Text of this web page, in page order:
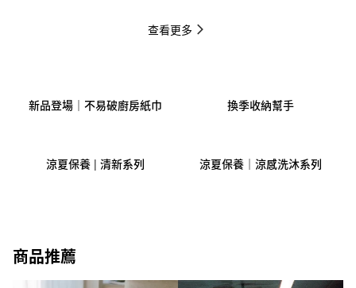
查看更多
新品登場｜不易破廚房紙巾 換季收納幫手
涼夏保養 | 清新系列 涼夏保養｜涼感洗沐系列
商品推薦